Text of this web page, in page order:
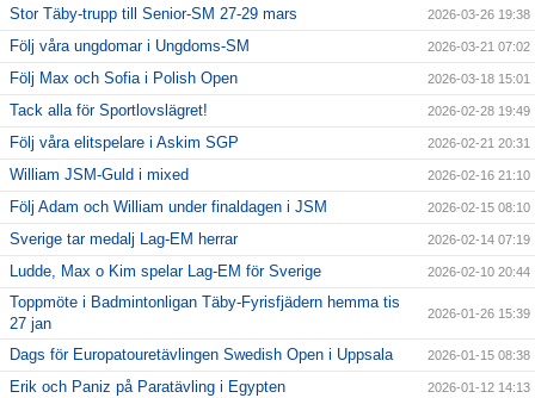
Stor Täby-trupp till Senior-SM 27-29 mars 2026-03-26 19:38
Följ våra ungdomar i Ungdoms-SM 2026-03-21 07:02
Följ Max och Sofia i Polish Open 2026-03-18 15:01
Tack alla för Sportlovslägret! 2026-02-28 19:49
Följ våra elitspelare i Askim SGP 2026-02-21 20:31
William JSM-Guld i mixed 2026-02-16 21:10
Följ Adam och William under finaldagen i JSM 2026-02-15 08:10
Sverige tar medalj Lag-EM herrar 2026-02-14 07:19
Ludde, Max o Kim spelar Lag-EM för Sverige 2026-02-10 20:44
Toppmöte i Badmintonligan Täby-Fyrisfjädern hemma tis
27 jan
2026-01-26 15:39
Dags för Europatouretävlingen Swedish Open i Uppsala 2026-01-15 08:38
Erik och Paniz på Paratävling i Egypten 2026-01-12 14:13